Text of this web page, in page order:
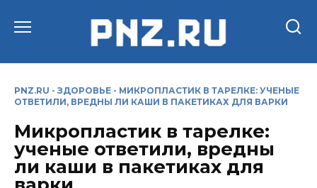
PNZ.RU - ЗДОРОВЬЕ - МИКРОПЛАСТИК В ТАРЕЛКЕ: УЧЕНЫЕ
ОТВЕТИЛИ, ВРЕДНЫ ЛИ КАШИ В ПАКЕТИКАХ ДЛЯ ВАРКИ
Микропластик в тарелке:
ученые ответили, вредны
ли каши в пакетиках для